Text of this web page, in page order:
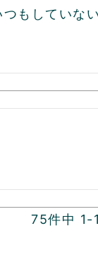
もしていな
75件中 1-